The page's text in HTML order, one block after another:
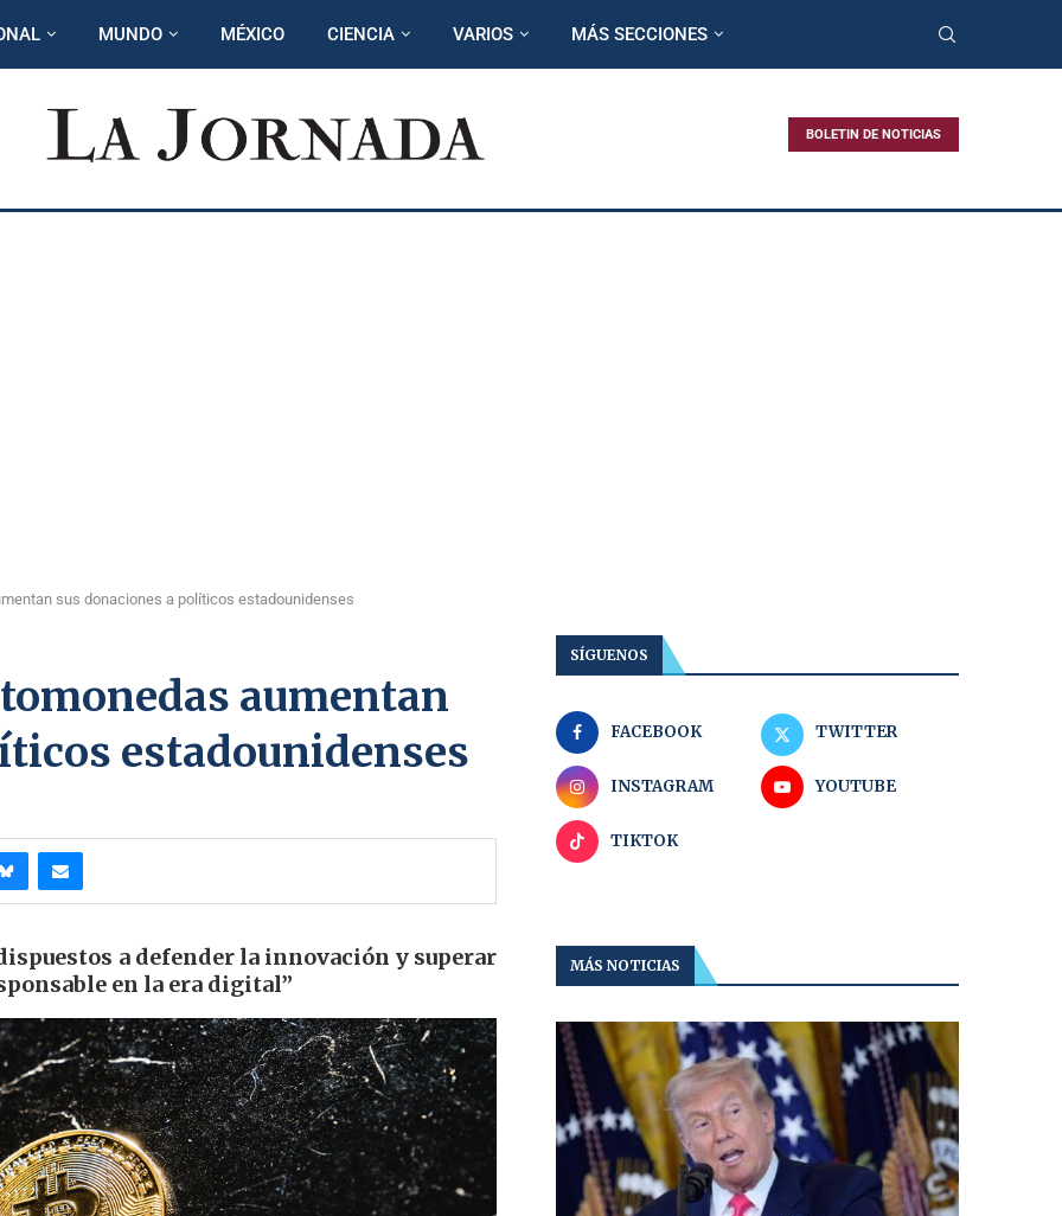
MUNDO MÉXICO CIENCIA VARIOS MÁS SECCIONES
BOLETIN DE NOTICIAS
sus donaciones a políticos estadounidenses
aumentan
estadounidenses
a defender la innovación y superar
en la era digital”
SÍGUENOS
FACEBOOK TWITTER
INSTAGRAM YOUTUBE
TIKTOK
MÁS NOTICIAS